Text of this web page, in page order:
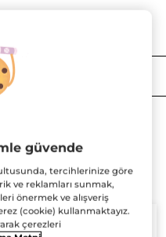
SIRALAMA
güvende
tercihlerinize göre
ve reklamları sunmak,
önermek ve alışveriş
(cookie) kullanmaktayız.
çerezleri